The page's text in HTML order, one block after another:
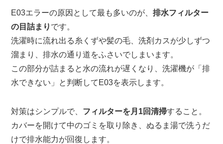
E03エラーの原因として最も多いのが、排水フィルター
の目詰まり です。
洗濯時に流れ出る糸くずや髪の毛、洗剤カスが少しずつ
溜まり、排水の通り道をふさいでしまいます。
この部分が詰まると水の流れが遅くなり、洗濯機が「排
水できない」と判断してE03を表示します。
対策はシンプルで、 フィルターを月1回清掃すること。
カバーを開けて中のゴミを取り除き、ぬるま湯で洗うだ
けで排水能力が回復します。